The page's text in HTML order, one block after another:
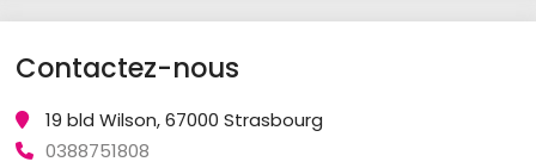
Contactez-nous
19 bld Wilson, 67000 Strasbourg
0388751808